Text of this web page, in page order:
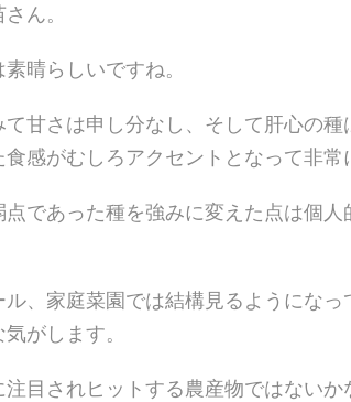
ん。
晴らしいですね。
甘さは申し分なし、そして肝心の
食感がむしろアクセントとなって非常
点であった種を強みに変えた点は個
ル、家庭菜園では結構見るようにな
がします。
目されヒットする農産物ではない